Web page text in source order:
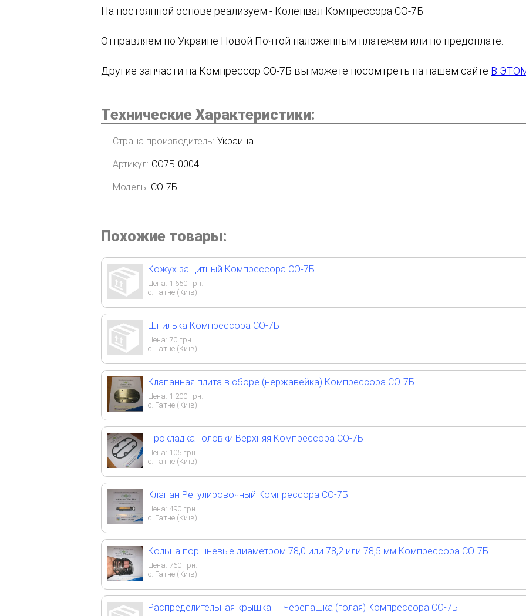
На постоянной основе реализуем - Коленвал Компрессора СО-7Б
Отправляем по Украине Новой Почтой наложенным платежем или по предоплате.
Другие запчасти на Компрессор СО-7Б вы можете посомтреть на нашем сайте В
Технические Характеристики:
Страна производитель: Украина
Артикул: СО7Б-0004
Модель: СО-7Б
Похожие товары:
Кожух защитный Компрессора СО-7Б
Цена: 1 650 грн.
с. Гатне (Київ)
Шпилька Компрессора СО-7Б
Цена: 70 грн.
с. Гатне (Київ)
Клапанная плита в сборе (нержавейка) Компрессора СО-7Б
Цена: 1 200 грн.
с. Гатне (Київ)
Прокладка Головки Верхняя Компрессора СО-7Б
Цена: 105 грн.
с. Гатне (Київ)
Клапан Регулировочный Компрессора СО-7Б
Цена: 490 грн.
с. Гатне (Київ)
Кольца поршневые диаметром 78,0 или 78,2 или 78,5 мм Компрессора СО-7Б
Цена: 760 грн.
с. Гатне (Київ)
Распределительная крышка — Черепашка (голая) Компрессора СО-7Б